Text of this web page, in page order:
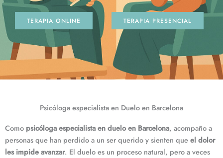
TERAPIA ONLINE TERAPIA PRESENCIAL
Psicóloga especialista en Duelo en Barcelona
Como psicóloga especialista en duelo en Barcelona, acompaño a
personas que han perdido a un ser querido y sienten queel dolor
les impide avanzar. El duelo es un proceso natural, pero a veces